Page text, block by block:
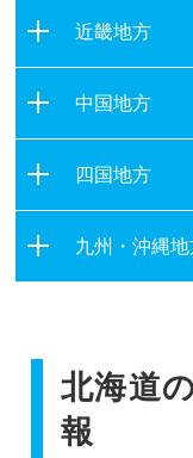
山形県
福島県
群馬県
埼玉県
千葉県
東京都
神奈川県
石川県
福井県
山梨県
長野県
岐阜県
三重県
近畿地方
大阪府
兵庫県
奈良県
和歌山県
中国地方
岡山県
広島県
四国地方
九州・沖縄
長崎県
熊本県
北海道
報